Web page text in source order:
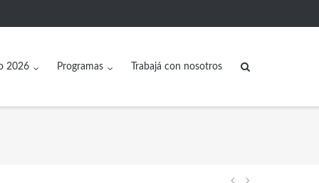
2026 Programas Trabajá con nosotros